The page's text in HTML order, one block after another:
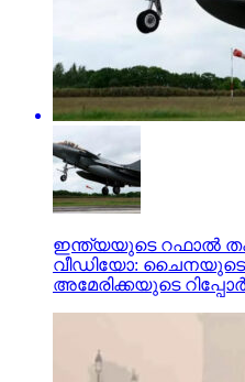
ഇന്ത്യയുടെ റഫാല്‍
വീഡിയോ:
അമേരിക്കയുടെ